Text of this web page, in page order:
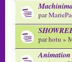
par
parhotu »
Animation